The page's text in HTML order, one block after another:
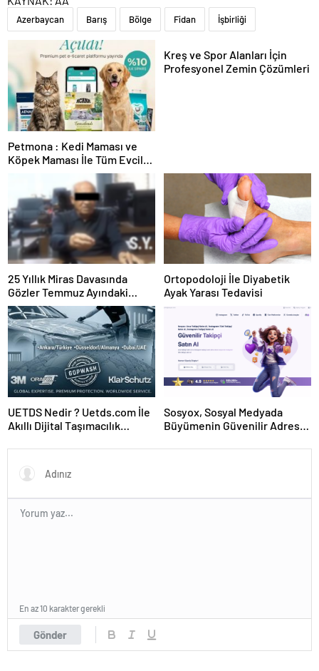
Azerbaycan Barış Bölge Fidan İşbirliği
Petmona : Kedi Maması ve
Köpek Maması İle Tüm Evcil
Kreş ve Spor Alanları İçin
Profesyonel Zemin Çözümleri
25 Yıllık Miras Davasında
Gözler Temmuz Ayındaki
Karar Duruşmasına Çevrildi
Ortopodoloji İle Diyabetik
Ayak Yarası Tedavisi
UETDS Nedir ? Uetds.com İle
Akıllı Dijital Taşımacılık
Sosyox, Sosyal Medyada
Büyümenin Güvenilir Adresi
Gönder
En az 10 karakter gerekli